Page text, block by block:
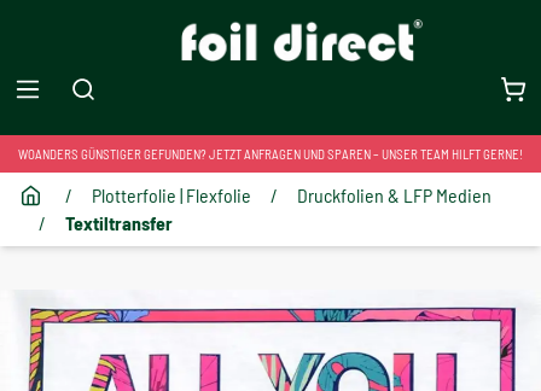
WOANDERS GÜNSTIGER GEFUNDEN? JETZT ANFRAGEN UND SPAREN – UNSER TEAM HILFT GERNE!
/ Plotterfolie | Flexfolie /
Druckfolien & LFP Medien
/
Textiltransfer